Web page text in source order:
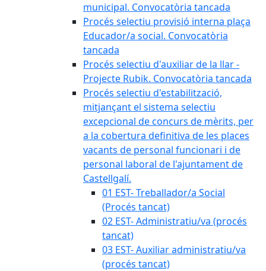
municipal. Convocatòria tancada
Procés selectiu provisió interna plaça
Educador/a social. Convocatòria
tancada
Procés selectiu d'auxiliar de la llar -
Projecte Rubik. Convocatòria tancada
Procés selectiu d'estabilització,
mitjançant el sistema selectiu
excepcional de concurs de mèrits, per
a la cobertura definitiva de les places
vacants de personal funcionari i de
personal laboral de l'ajuntament de
Castellgalí.
01 EST- Treballador/a Social
(Procés tancat)
02 EST- Administratiu/va (procés
tancat)
03 EST- Auxiliar administratiu/va
(procés tancat)